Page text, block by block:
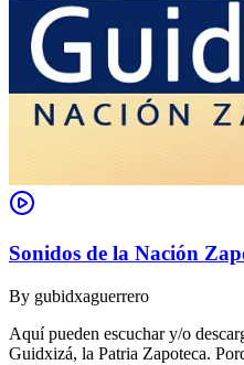
Sonidos de la Nación
By gubidxaguerrero
Aquí pueden escuchar y/o
Guidxizá, la Patria Zapoteca.